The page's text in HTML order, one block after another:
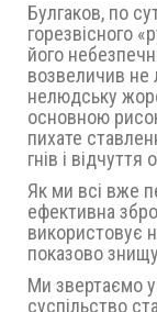
Булгаков, по
горезвісного
його
возвеличив не
нелюдську
основною
пихате
гнів і відчуття
Як ми всі вже
ефективна
використовує
показово
Ми звертаємо
суспільство